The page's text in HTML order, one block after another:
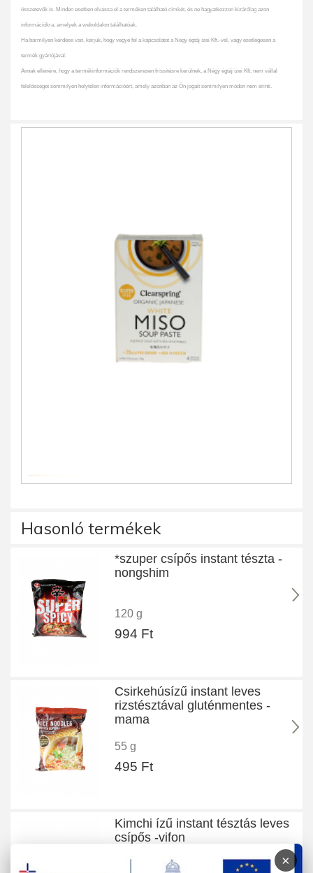
összetevők is. Minden esetben olvassa el a terméken található címkét, és ne hagyatkozzon kizárólag azon
információkra, amelyek a weboldalon találhatóak.
Ha bármilyen kérdése van, kérjük, hogy vegye fel a kapcsolatot a Négy égtáj ízei Kft.-vel, vagy esetlegesen a
termék gyártójával.
Annak ellenére, hogy a termékinformációk rendszeresen frissítésre kerülnek, a Négy égtáj ízei Kft. nem vállal
felelősséget semmilyen helytelen információért, amely azonban az Ön jogait semmilyen módon nem érinti.
Hasonló termékek
*szuper csípős instant tészta -
nongshim
120 g
994 Ft
Csirkehúsízű instant leves
rizstésztával gluténmentes -
mama
55 g
495 Ft
Kimchi ízű instant tésztás leves
csípős -vifon
×